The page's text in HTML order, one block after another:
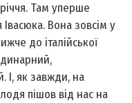
Там уперше
Івасюка. Вона зовсім у
до італійської
І, як завжди, на
пішов від нас на